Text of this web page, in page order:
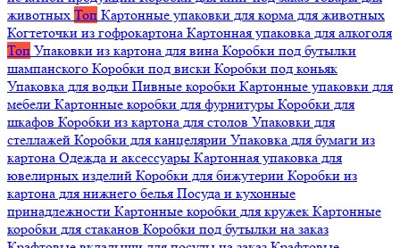
животных Топ Картонные упаковки для корма для животных
Когтеточки из гофрокартона Картонная упаковка для алкоголя
Топ Упаковки из картона для вина Коробки под бутылки
шампанского Коробки под виски Коробки под коньяк
Упаковка для водки Пивные коробки Картонные упаковки для
мебели Картонные коробки для фурнитуры Коробки для
шкафов Коробки из картона для столов Упаковки для
стеллажей Коробки для канцелярии Упаковка для бумаги из
картона Одежда и аксессуары Картонная упаковка для
ювелирных изделий Коробки для бижутерии Коробки из
картона для нижнего белья Посуда и кухонные
принадлежности Картонные коробки для кружек Картонные
коробки для стаканов Коробки под бутылки на заказ